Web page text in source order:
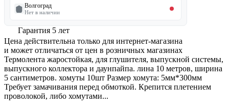
Волгоград
Нет в наличии
Гарантия 5 лет
Цена действительна только для интернет-магазина
и может отличаться от цен в розничных магазинах
Термолента жаростойкая, для глушителя, выпускной системы,
выпускного коллектора и даунпайпа. лина 10 метров, ширина
5 сантиметров. хомуты 10шт Размер хомута: 5мм*300мм
Требует замачивания перед обмоткой. Крепится плетением
проволокой, либо хомутами...